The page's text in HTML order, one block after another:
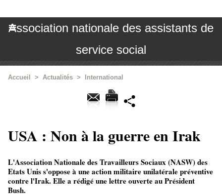
Association nationale des assistants de
service social
Accueil > Actualités > International
USA : Non à la guerre en Irak
L'Association Nationale des Travailleurs Sociaux (NASW) des
Etats Unis s'oppose à une action militaire unilatérale préventive
contre l'Irak. Elle a rédigé une lettre ouverte au Président
Bush.